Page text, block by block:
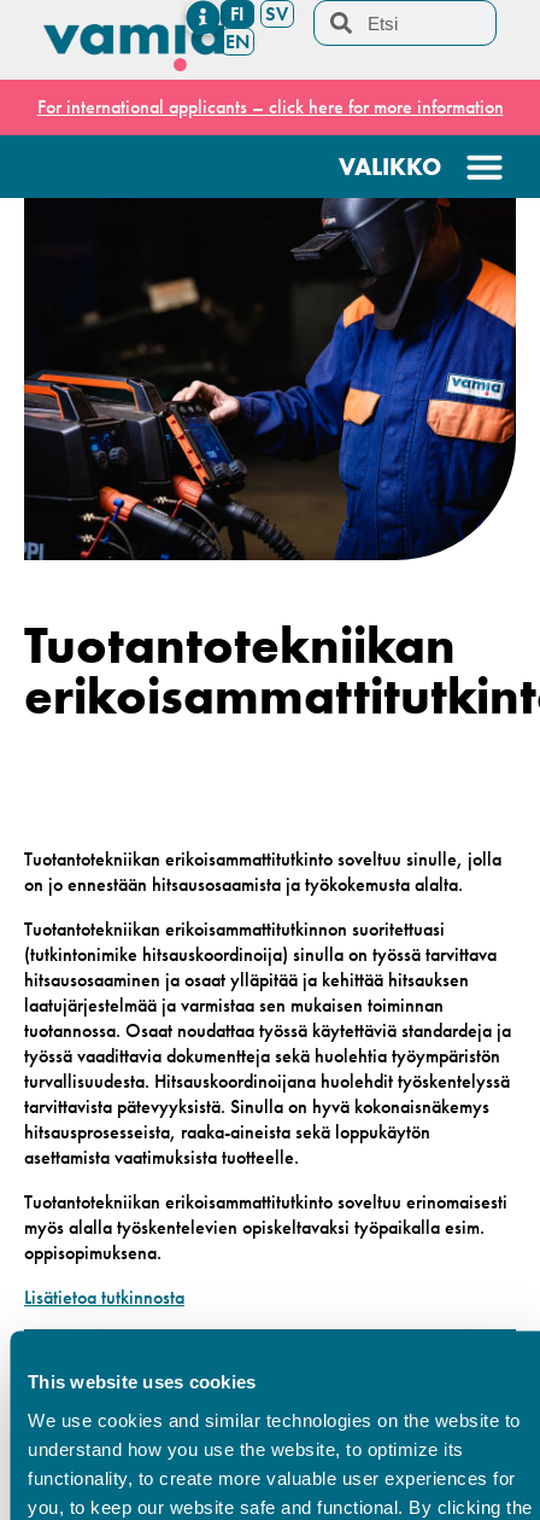
This website uses cookies
We use cookies and similar technologies on the website to
understand how you use the website, to optimize its
functionality, to create more valuable user experiences for
you, to keep our website safe and functional. By clicking the
FI
SV
EN
For international applicants – click here for more information
Tuotantotekniikan
Tuotantotekniikan erikoisammattitutkinto soveltuu sinulle, jolla
on jo ennestään hitsausosaamista ja työkokemusta alalta.
Tuotantotekniikan erikoisammattitutkinnon suoritettuasi
(tutkintonimike hitsauskoordinoija) sinulla on työssä tarvittava
hitsausosaaminen ja osaat ylläpitää ja kehittää hitsauksen
laatujärjestelmää ja varmistaa sen mukaisen toiminnan
tuotannossa. Osaat noudattaa työssä käytettäviä standardeja ja
työssä vaadittavia dokumentteja sekä huolehtia työympäristön
turvallisuudesta. Hitsauskoordinoijana huolehdit työskentelyssä
tarvittavista pätevyyksistä. Sinulla on hyvä kokonaisnäkemys
hitsausprosesseista, raaka-aineista sekä loppukäytön
asettamista vaatimuksista tuotteelle.
Tuotantotekniikan erikoisammattitutkinto soveltuu erinomaisesti
myös alalla työskentelevien opiskeltavaksi työpaikalla esim.
oppisopimuksena.
Lisätietoa tutkinnosta
Opinto-ohjaaja
Ahonen Kati
040 128 1935